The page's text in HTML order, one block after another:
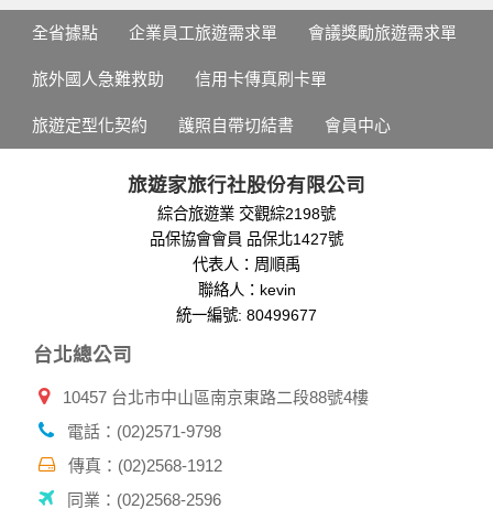
全省據點 企業員工旅遊需求單 會議獎勵旅遊需求單
旅外國人急難救助 信用卡傳真刷卡單
旅遊定型化契約 護照自帶切結書 會員中心
旅遊家旅行社股份有限公司
綜合旅遊業 交觀綜2198號
品保協會會員 品保北1427號
代表人：周順禹
聯絡人：kevin
統一編號: 80499677
台北總公司
10457 台北市中山區南京東路二段88號4樓
電話：(02)2571-9798
傳真：(02)2568-1912
同業：(02)2568-2596